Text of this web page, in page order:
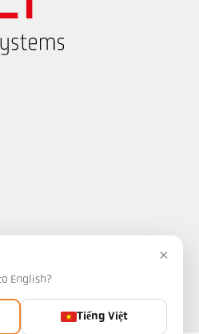
đo nhiệt độ của chúng tôi? Đội ngũ
×
English?
Tiếng Việt